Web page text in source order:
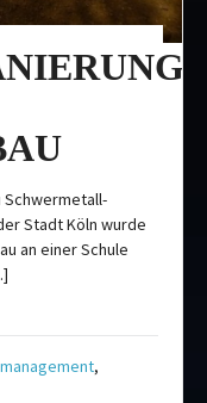
Stadt Köln wurde
an einer Schule
,